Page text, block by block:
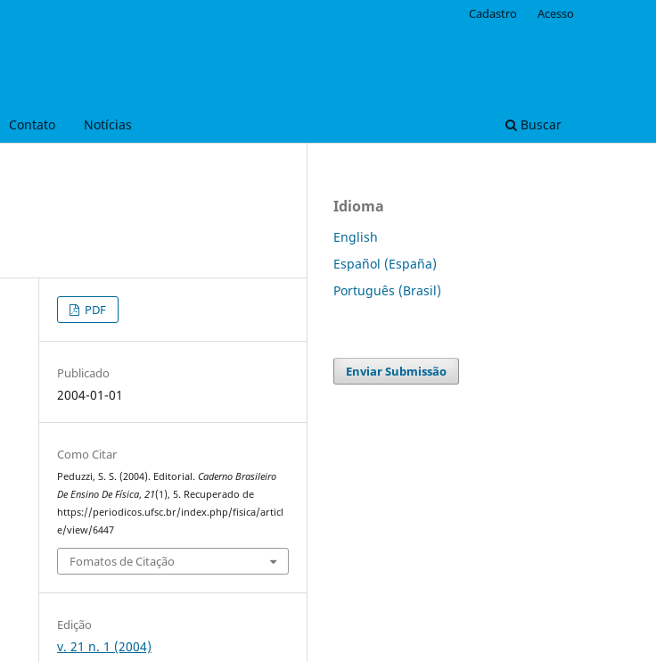
Contato Notícias Buscar
Cadastro Acesso
PDF
Publicado
2004-01-01
Como Citar
Peduzzi, S. S. (2004). Editorial.Caderno Brasileiro
De Ensino De Física,21(1), 5. Recuperado de
https://periodicos.ufsc.br/index.php/fisica/articl
e/view/6447
Fomatos de Citação
Edição
v. 21 n. 1 (2004)
Idioma
English
Español (España)
Português (Brasil)
Enviar Submissão